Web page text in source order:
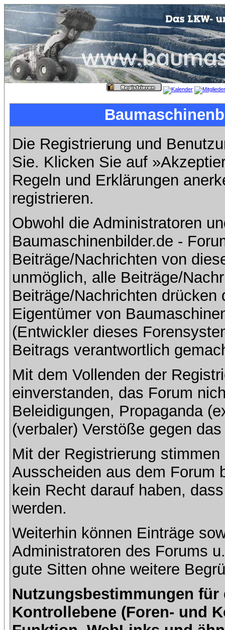
Die Registrierung und
Sie. Klicken Sie auf
Regeln und Erklärungen
registrieren.
Obwohl die Administratoren
Baumaschinenbilder.de -
Beiträge/Nachrichten von
unmöglich, alle Beiträge/
Beiträge/Nachrichten
Eigentümer von
(Entwickler dieses
Beitrags verantwortlich
Mit dem Vollenden der
einverstanden, das Forum
Beleidigungen, Propaganda
(verbaler) Verstöße gegen
Mit der Registrierung
Ausscheiden aus dem Forum
kein Recht darauf haben,
werden.
Weiterhin können Einträge
Administratoren des Forums
gute Sitten ohne weitere
Nutzungsbestimmungen
Kontrollebene (Foren- und